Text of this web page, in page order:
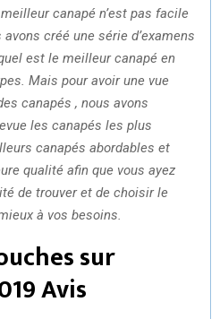
canapé n’est pas facile
créé une série d’examens
est le meilleur canapé en
Mais pour avoir une vue
canapés , nous avons
les canapés les plus
canapés abordables et
qualité afin que vous ayez
de trouver et de choisir le
à vos besoins.
sur
Avis